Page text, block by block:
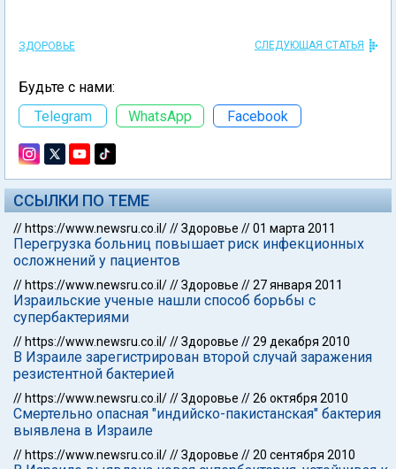
ЗДОРОВЬЕ СЛЕДУЮЩАЯ СТАТЬЯ
Будьте с нами:
Telegram
WhatsApp Facebook
ССЫЛКИ ПО ТЕМЕ
// https://www.newsru.co.il///Здоровье //01 марта 2011
Перегрузка больниц повышает риск инфекционных
осложнений у пациентов
// https://www.newsru.co.il///Здоровье //27 января 2011
Израильские ученые нашли способ борьбы с
супербактериями
// https://www.newsru.co.il///Здоровье //29 декабря 2010
В Израиле зарегистрирован второй случай заражения
резистентной бактерией
// https://www.newsru.co.il///Здоровье //26 октября 2010
Смертельно опасная "индийско-пакистанская" бактерия
выявлена в Израиле
// https://www.newsru.co.il///Здоровье //20 сентября 2010